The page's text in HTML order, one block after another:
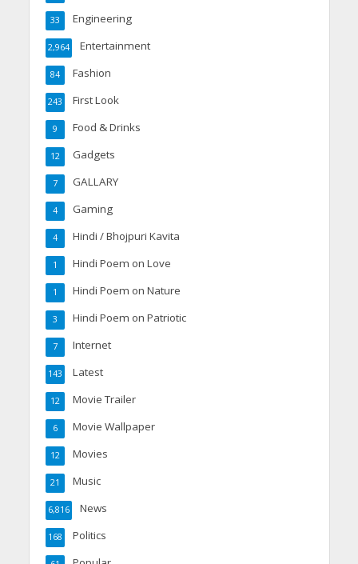
Engineering
33
Entertainment
2,964
Fashion
84
First Look
243
Food & Drinks
9
Gadgets
12
GALLARY
7
Gaming
4
Hindi / Bhojpuri Kavita
4
Hindi Poem on Love
1
Hindi Poem on Nature
1
Hindi Poem on Patriotic
3
Internet
7
Latest
143
Movie Trailer
12
Movie Wallpaper
6
Movies
12
Music
21
News
6,816
Politics
168